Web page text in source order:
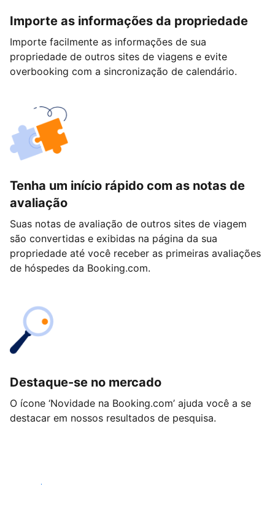
Importe as informações da propriedade
Importe facilmente as informações de sua
propriedade de outros sites de viagens e evite
overbooking com a sincronização de calendário.
Tenha um início rápido com as notas de
avaliação
Suas notas de avaliação de outros sites de viagem
são convertidas e exibidas na página da sua
propriedade até você receber as primeiras avaliações
de hóspedes da Booking.com.
Destaque-se no mercado
O ícone ‘Novidade na Booking.com’ ajuda você a se
destacar em nossos resultados de pesquisa.
Começar